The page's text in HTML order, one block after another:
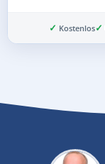
✓ Kostenlos✓